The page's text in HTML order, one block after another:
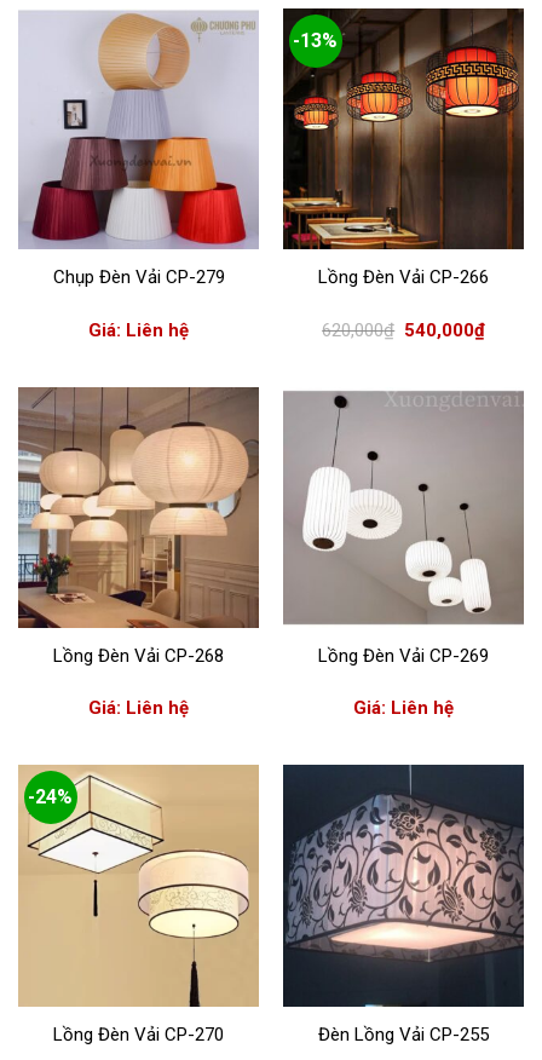
Chụp Đèn Vải CP-279
Giá: Liên hệ
-13%
Lồng Đèn Vải CP-266
620,000₫ Giá
540,000₫Giá
hiện
Lồng Đèn Vải CP-268
Giá: Liên hệ
Lồng Đèn Vải CP-269
Giá: Liên hệ
-24%
Lồng Đèn Vải CP-270 Đèn Lồng Vải CP-255